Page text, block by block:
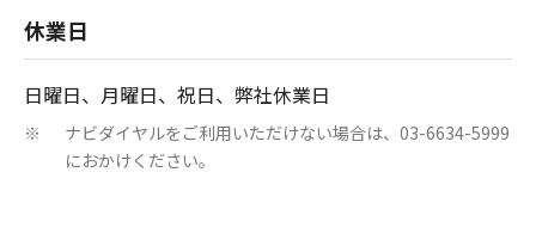
休業日
日曜日、月曜日、祝日、弊社休業日
※
ナビダイヤルをご利用いただけない場合は、03-6634-5999
におかけください。